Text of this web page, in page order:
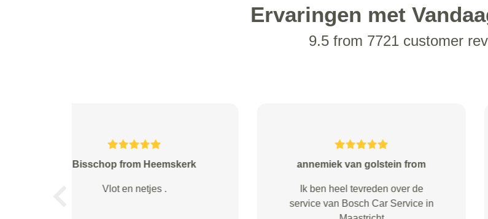
Ervaringen met
9.5 from 7721 customer
Saskia from Rotterdam
Jammer dat je niet persoonlijk
Nadir from Amsterdam
Goede prijs/kwaliteit verhouding!
Haal en breng service Geweldig!